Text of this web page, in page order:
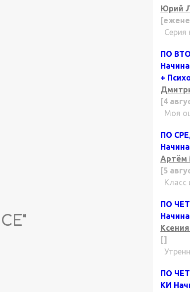
Юрий
Серия
ПО
+
[4
Моя
ПО
Артём
[5
ПО
[]
ПО
КИ